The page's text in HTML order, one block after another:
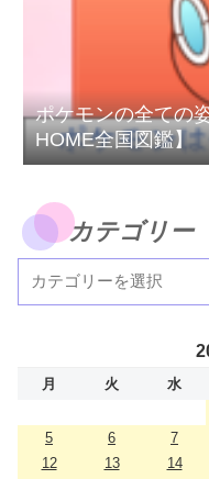
ポケモンの全ての
HOME全国図鑑】
カテゴリー
月 火 水
5
6 7
12
13 14